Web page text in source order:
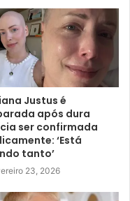
Justus é
após dura
ser confirmada
‘Está
tanto’
23, 2026